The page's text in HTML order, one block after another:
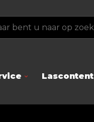
Lascontent